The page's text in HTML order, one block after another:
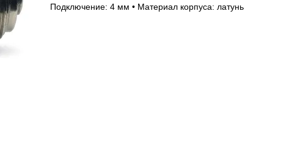
Подключение: 4 мм • Материал корпуса: латунь